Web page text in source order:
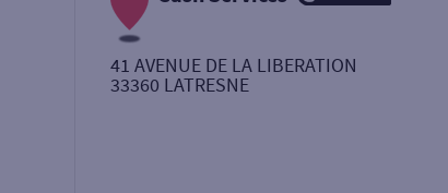
41 AVENUE DE LA LIBERATION
33360 LATRESNE